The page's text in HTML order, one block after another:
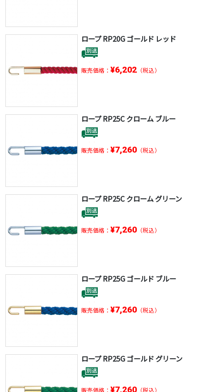
ロープ RP20G ゴールド レッド
販売価格： ¥6,202（税込）
ロープ RP25C クローム ブルー
販売価格： ¥7,260（税込）
ロープ RP25C クローム グリーン
販売価格： ¥7,260（税込）
ロープ RP25G ゴールド ブルー
販売価格： ¥7,260（税込）
ロープ RP25G ゴールド グリーン
販売価格： ¥7,260（税込）